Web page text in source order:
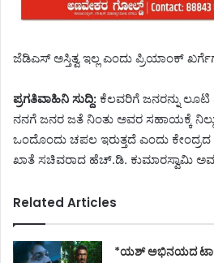
ಜೆಡಿಎಸ್ ಅಸ್ತಿತ್ವ ಇಲ್ಲ ಎಂದು ಪ್ರಿಯಾಂಕ್
ಪ್ರಗತಿವಾಹಿನಿ ಸುದ್ದಿ: ಕೆಲವರಿಗೆ ಜನರನ್ನು
ನನಗೆ ಜನರ ಜತೆ ನಿಂತು ಅವರ ಸಹಾಯಕ್ಕೆ
ಒಂದೊಂದು ಚಪಲ ಇರುತ್ತದೆ ಎಂದು ಕೇಂದ್ರದ
ಖಾತೆ ಸಚಿವರಾದ ಹೆಚ್.ಡಿ. ಕುಮಾರಸ್ವಾಮಿ
Related Articles
*ಯಶ್ ಅಭಿನಯದ